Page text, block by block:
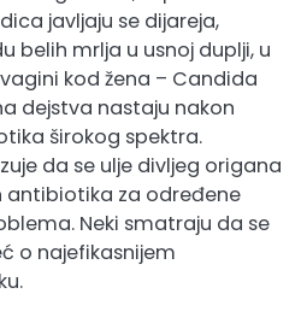
javljaju se dijareja,
belih mrlja u usnoj duplji, u
kod žena – Candida
dejstva nastaju nakon
širokog spektra.
da se ulje divljeg origana
za određene
Neki smatraju da se
o najefikasnijem